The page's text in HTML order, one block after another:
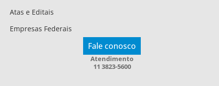
Atas e Editais
Empresas Federais
Fale conosco
Atendimento
11 3823-5600